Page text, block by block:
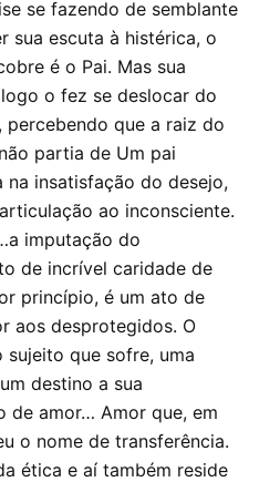
se fazendo de semblante
sua escuta à histérica, o
é o Pai. Mas sua
o fez se deslocar do
percebendo que a raiz do
partia de Um pai
na insatisfação do desejo,
ao inconsciente.
imputação do
de incrível caridade de
princípio, é um ato de
aos desprotegidos. O
sujeito que sofre, uma
destino a sua
de amor… Amor que, em
o nome de transferência.
ética e aí também reside